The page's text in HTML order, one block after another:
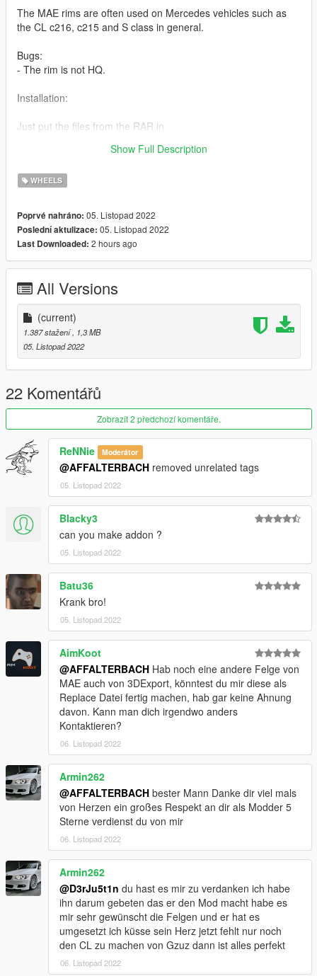
The MAE rims are often used on Mercedes vehicles such as
the CL c216, c215 and S class in general.
Bugs:
- The rim is not HQ.
Installation:
Just put the files from the RAR in
chday22ng/vehiclemods/wheels_mods.rpf
Show Full Description
WHEELS
Poprvé nahráno: 05. Listopad 2022
Poslední aktulizace: 05. Listopad 2022
Last Downloaded: 2 hours ago
All Versions
(current)
1.387 stažení , 1,3 MB
05. Listopad 2022
22 Komentářů
Zobrazit 2 předchozí komentáře.
ReNNie Moderátor
@AFFALTERBACH removed unrelated tags
05. Listopad 2022
Blacky3
can you make addon ?
05. Listopad 2022
Batu36
Krank bro!
05. Listopad 2022
AimKoot
@AFFALTERBACH Hab noch eine andere Felge von
MAE auch von 3DExport, könntest du mir diese als
Replace Datei fertig machen, hab gar keine Ahnung
davon. Kann man dich irgendwo anders
Kontaktieren?
06. Listopad 2022
Armin262
@AFFALTERBACH bester Mann Danke dir viel mals
von Herzen ein großes Respekt an dir als Modder 5
Sterne verdienst du von mir
06. Listopad 2022
Armin262
@D3rJu5t1n du hast es mir zu verdanken ich habe
ihn darum gebeten das er den Mod macht habe es
mir sehr gewünscht die Felgen und er hat es
umgesetzt ich küsse sein Herz jetzt fehlt nur noch
den CL zu machen von Gzuz dann ist alles perfekt
06. Listopad 2022